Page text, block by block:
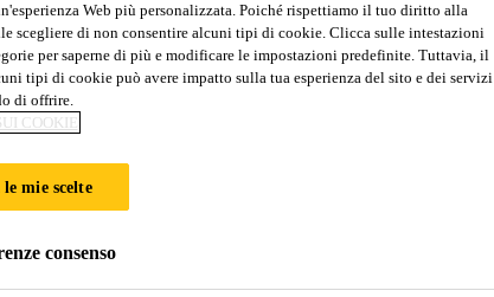
Web più personalizzata. Poiché rispettiamo il tuo diritto alla
scegliere di non consentire alcuni tipi di cookie. Clicca sulle intestazioni
per saperne di più e modificare le impostazioni predefinite. Tuttavia, il
tipi di cookie può avere impatto sulla tua esperienza del sito e dei servizi
di offrire.
COOKIE
mie scelte
consenso